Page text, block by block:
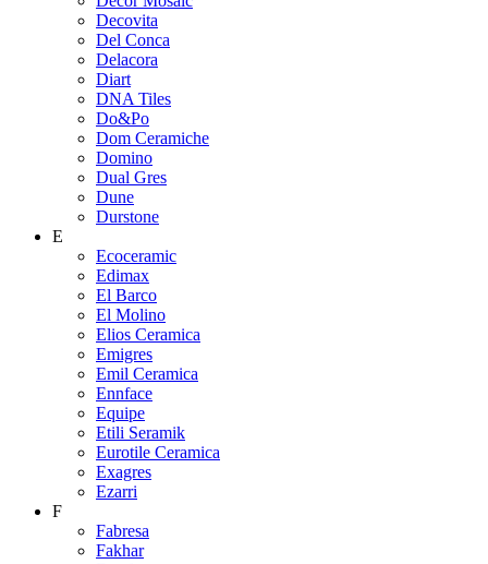
Decovita
Del Conca
Delacora
Diart
DNA Tiles
Do&Po
Dom Ceramiche
Domino
Dual Gres
Dune
Durstone
E
Ecoceramic
Edimax
El Barco
El Molino
Elios Ceramica
Emigres
Emil Ceramica
Ennface
Equipe
Etili Seramik
Eurotile Ceramica
Exagres
Ezarri
F
Fabresa
Fakhar